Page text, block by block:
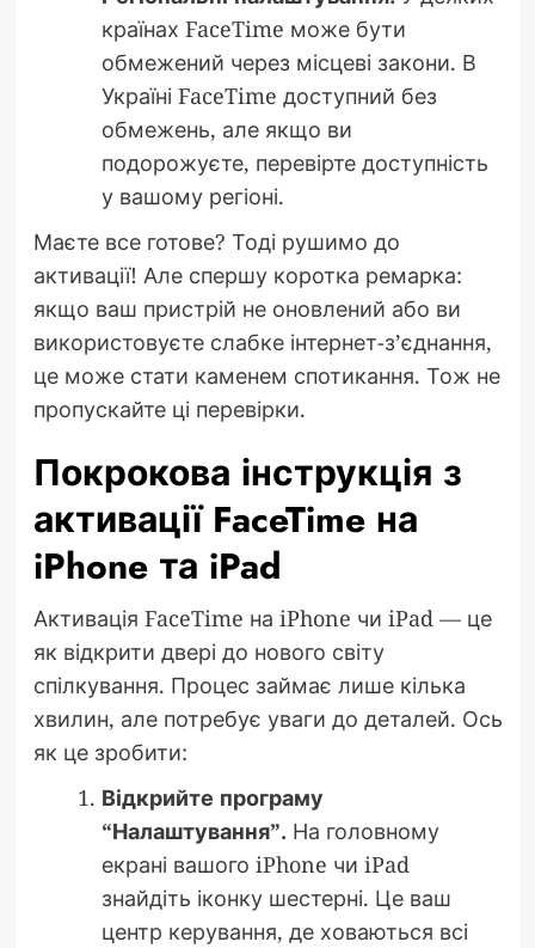
країнах FaceTime може бути
обмежений через місцеві закони. В
Україні FaceTime доступний без
обмежень, але якщо ви
подорожуєте, перевірте доступність
у вашому регіоні.
Маєте все готове? Тоді рушимо до
активації! Але спершу коротка ремарка:
якщо ваш пристрій не оновлений або ви
використовуєте слабке інтернет-з’єднання,
це може стати каменем спотикання. Тож не
пропускайте ці перевірки.
Покрокова інструкція з
активації FaceTime на
iPhone та iPad
Активація FaceTime на iPhone чи iPad — це
як відкрити двері до нового світу
спілкування. Процес займає лише кілька
хвилин, але потребує уваги до деталей. Ось
як це зробити:
Відкрийте програму
“Налаштування”. На головному
екрані вашого iPhone чи iPad
знайдіть іконку шестерні. Це ваш
центр керування, де ховаються всі